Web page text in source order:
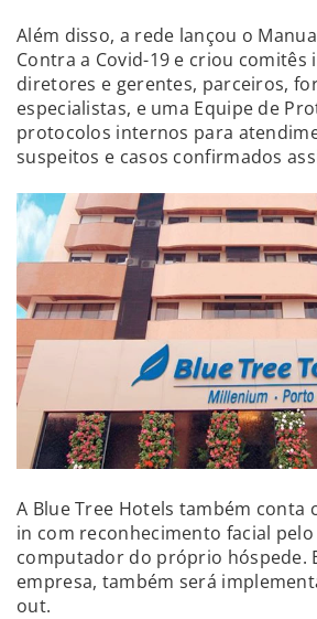
Além disso, a rede lançou o
Contra a Covid-19 e criou
diretores e gerentes, parceiros,
especialistas, e uma Equipe de
protocolos internos para
suspeitos e casos confirmados
A Blue Tree Hotels também conta
in com reconhecimento facial
computador do próprio hóspede.
empresa, também será
out.